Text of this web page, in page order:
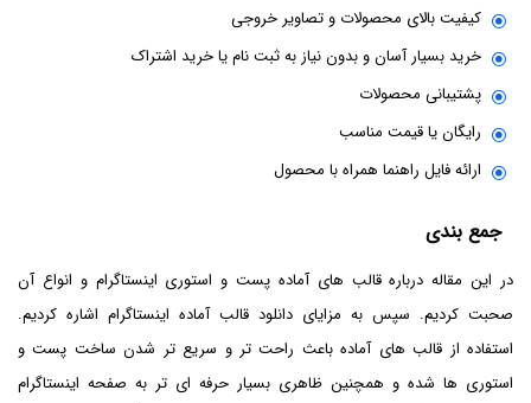
کیفیت بالای محصولات و تصاویر خروجی
خرید بسیار آسان و بدون نیاز به ثبت نام یا خرید اشتراک
پشتیبانی محصولات
رایگان یا قیمت مناسب
ارائه فایل راهنما همراه با محصول
جمع بندی
در این مقاله درباره قالب های آماده پست و استوری اینستاگرام و انواع آن
صحبت کردیم. سپس به مزایای دانلود قالب آماده اینستاگرام اشاره کردیم.
استفاده از قالب های آماده باعث راحت تر و سریع تر شدن ساخت پست و
استوری ها شده و همچنین ظاهری بسیار حرفه ای تر به صفحه اینستاگرام